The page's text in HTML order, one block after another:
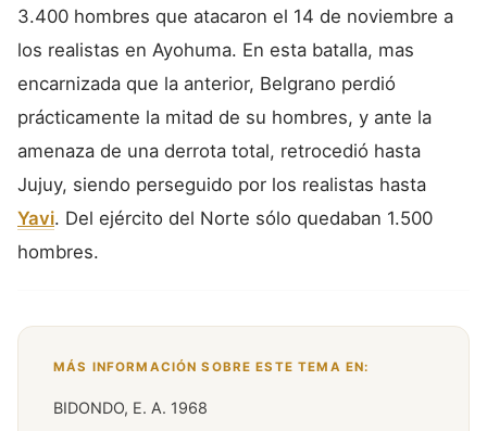
3.400 hombres que atacaron el 14 de noviembre a
los realistas en Ayohuma. En esta batalla, mas
encarnizada que la anterior, Belgrano perdió
prácticamente la mitad de su hombres, y ante la
amenaza de una derrota total, retrocedió hasta
Jujuy, siendo perseguido por los realistas hasta
Yavi. Del ejército del Norte sólo quedaban 1.500
hombres.
MÁS INFORMACIÓN SOBRE ESTE TEMA EN:
BIDONDO, E. A. 1968